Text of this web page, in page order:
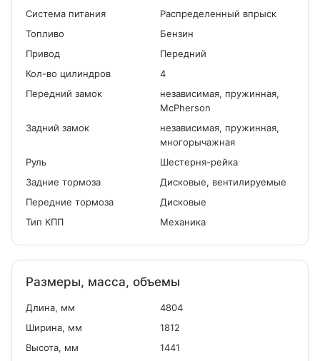
Система питания
Распределенный впрыск
Топливо
Бензин
Привод
Передний
Кол-во цилиндров
4
Передний замок
независимая, пружинная,
McPherson
Задний замок
независимая, пружинная,
многорычажная
Руль
Шестерня-рейка
Задние тормоза
Дисковые, вентилируемые
Передние тормоза
Дисковые
Тип КПП
Механика
Размеры, масса, объемы
Длина, мм
4804
Ширина, мм
1812
Высота, мм
1441